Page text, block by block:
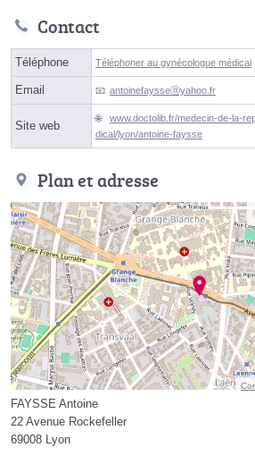
Contact
Téléphone Téléphoner au gynécologue médical
Email antoinefaysseⓐyahoo.fr
Site web
www.doctolib.fr/medecin-de-la-
dical/lyon/antoine-faysse
Plan et adresse
FAYSSE Antoine
22 Avenue Rockefeller
69008 Lyon